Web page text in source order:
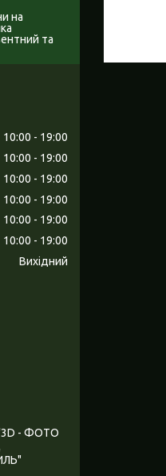
на
та
10:00 19:00
10:00 19:00
10:00 19:00
10:00 19:00
10:00 19:00
10:00 19:00
Вихідний
- ФОТО